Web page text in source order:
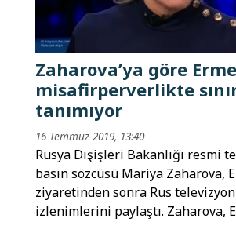
Zaharova’ya göre
misafirperverlikte
tanımıyor
16 Temmuz 2019, 13:40
Rusya Dışişleri Bakanlığı resmi
basın sözcüsü Mariya Zaharova,
ziyaretinden sonra Rus
izlenimlerini paylaştı. Zaharova,